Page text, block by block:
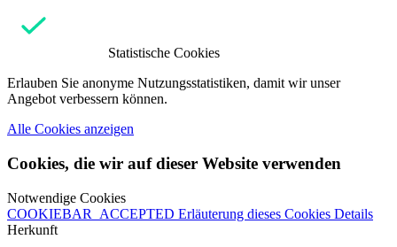
Statistische Cookies
Erlauben Sie anonyme Nutzungsstatistiken, damit wir unser
Angebot verbessern können.
Alle Cookies anzeigen
Cookies, die wir auf dieser Website verwenden
Notwendige Cookies
COOKIEBAR_ACCEPTED Erläuterung dieses Cookies Details
Herkunft